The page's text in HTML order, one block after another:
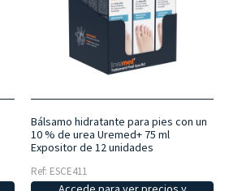
Bálsamo hidratante para pies con un
10 % de urea Uremed+ 75 ml
Expositor de 12 unidades
Ref: ESCE411